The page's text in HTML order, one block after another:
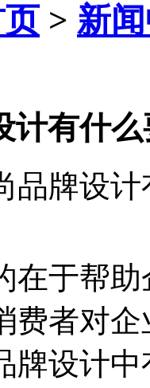
> 新
计有什
品牌设
在于帮
费者对
牌设计